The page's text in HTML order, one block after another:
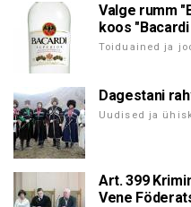
Valge rumm
koos
Toiduained ja
Dagestani
Uudised ja
Art. 399
Vene